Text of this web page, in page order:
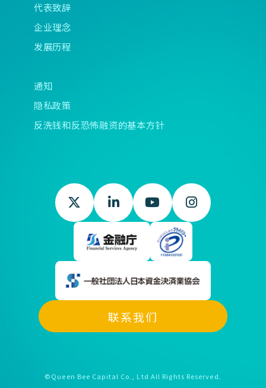
代表致辞
企业理念
发展历程
通知
隐私政策
反洗钱和反恐怖融资的基本方针
联系我们
©Queen Bee Capital Co., Ltd All Rights Reserved.